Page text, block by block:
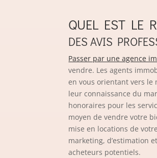
QUEL EST LE
DES AVIS
Passer par une agence
vendre. Les agents
en vous orientant vers le
leur connaissance du
honoraires pour les
moyen de vendre votre
mise en locations de
marketing, d’estimation
acheteurs potentiels.